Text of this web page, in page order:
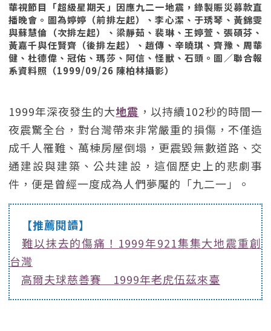
華視節目「超級星期天」因應九二一地震，錄製賑災募款直
播晚會。圖為婷婷（前排左起）、李心潔、于琇琴、黃錦雯
與蘇慧倫（次排左起）、梁靜茹、裴琳、王婷萱、張碩芬、
黃嘉千與任賢齊（後排左起）、趙傳、辛曉琪、齊豫、周華
健、杜德偉、冠佑、瑪莎、阿信、怪獸、石頭。圖／聯合報
系資料照（1999/09/26 陳柏林攝影）
1999年深夜發生的大地震 ，以持續102秒的時間一
夜震驚全台，對台灣帶來非常嚴重的損傷，不僅造
成千人罹難、萬棟房屋倒塌，更震毀無數道路、交
通建設與建築、公共建設，這個歷史上的悲劇事
件，便是曾經一度成為人們夢魘的「九二一」。
【推薦閱讀】
難以抹去的傷痛！1999年921集集大地震重創
台灣
高爾夫球慈善賽 1999年老虎伍茲來臺